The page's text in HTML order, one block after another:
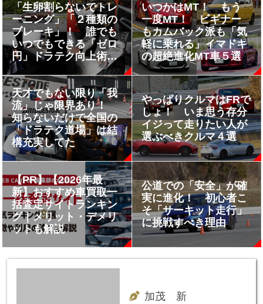
「生卵割らないでトレ
ーニング」「２種類の
ブレーキ」！ 誰でも
いつでもできる「ゼロ
円」ドラテク向上術４
つ
いつかはMT！ もう
一度MT！ ビギナー
もカムバック派も「気
軽に乗れる」イマドキ
の超絶進化MT車５選
天才でもない限り「我
流」じゃ限界あり！
知らないだけで全国の
「ドラテク道場」は結
構充実してた
やっぱりクルマはFRで
しょ！ いま思う存分
イジって走りたい人が
選ぶべきクルマ４選
【PR】【2026年最
新】おすすめ車買取一
括査定サイトランキン
グ｜メリット・デメリ
ットも解説
公道での「安全」が確
実に進化！ 初心者こ
そ「サーキット走行」
に挑戦すべき理由
加茂 新